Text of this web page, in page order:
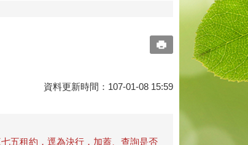
資料更新時間：107-01-08 15:59
五租約，逕為決行，加蓋、查詢是否